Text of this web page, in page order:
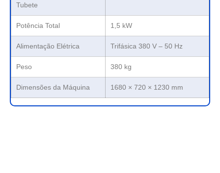
Tubete
Potência Total 1,5 kW
Alimentação Elétrica Trifásica 380 V – 50 Hz
Peso 380 kg
Dimensões da Máquina 1680 × 720 × 1230 mm